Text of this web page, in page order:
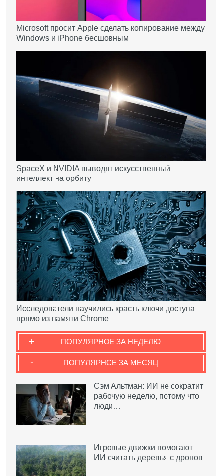
Microsoft просит Apple сделать копирование между
Windows и iPhone бесшовным
SpaceX и NVIDIA выводят искусственный
интеллект на орбиту
Исследователи научились красть ключи доступа
прямо из памяти Chrome
ПОПУЛЯРНОЕ ЗА НЕДЕЛЮ
+
ПОПУЛЯРНОЕ ЗА МЕСЯЦ
-
Сэм Альтман: ИИ не сократит
рабочую неделю, потому что
люди…
Игровые движки помогают
ИИ считать деревья с дронов